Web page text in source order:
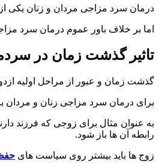
درمان سرد مزاجی مردان و زنان یکی
اما بر خلاف باور عموم درمان سرد
تاثیر گذشت زمان در
گذشت زمان و عبور از مراحل اولیه
برای درمان سرد مزاجی زنان و مردان
به عنوان مثال برای زوجی که فرزند
رابطه آن ها باز شود.
زوج ها باید بیشتر روی سیاست های